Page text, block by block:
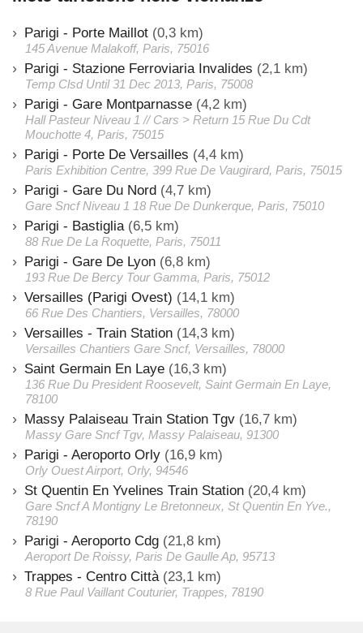
Parigi - Porte Maillot (0,3 km)
145 Avenue Malakoff, Paris, 75016
Parigi - Stazione Ferroviaria Invalides (2,1 km)
Temp Clsd Until 31 Dec 2013, Paris, 75008
Parigi - Gare Montparnasse (4,2 km)
Hall Pasteur Niveau 1 // Cars > Return 15 Rue Du Cdt
Mouchotte 4, Paris, 75015
Parigi - Porte De Versailles (4,4 km)
Paris Exhibition Centre, 399 Rue De Vaugirard, Paris, 75015
Parigi - Gare Du Nord (4,7 km)
Gare Sncf Niveau 1 18 Rue De Dunkerque, Paris, 75010
Parigi - Bastiglia (6,5 km)
88 Rue De La Roquette, Paris, 75011
Parigi - Gare De Lyon (6,8 km)
193 Rue De Bercy Tour Gamma, Paris, 75012
Versailles (Parigi Ovest) (14,1 km)
66 Rue Des Chantiers, Versailles, 78000
Versailles - Train Station (14,3 km)
Versailles Chantiers Gare Sncf, Versailles, 78000
Saint Germain En Laye (16,3 km)
136 Rue Du President Roosevelt, Saint Germain En Laye,
78100
Massy Palaiseau Train Station Tgv (16,7 km)
Massy Gare Sncf Tgv, Massy Palaiseau, 91300
Parigi - Aeroporto Orly (16,9 km)
Orly Ouest Airport, Orly, 94546
St Quentin En Yvelines Train Station (20,4 km)
Gare Sncf A Montigny Le Bretonneux, St Quentin En Yve.,
78190
Parigi - Aeroporto Cdg (21,8 km)
Aeroport De Roissy, Paris De Gaulle Ap, 95713
Trappes - Centro Città (23,1 km)
8 Rue Paul Vaillant Couturier, Trappes, 78190